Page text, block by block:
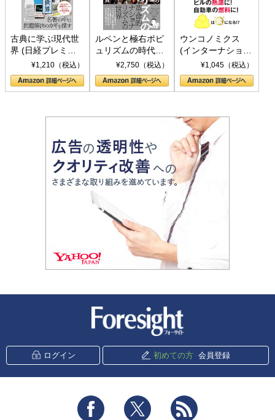
古典に学ぶ現代世
界 (日経プレミア
シリーズ)¥1,210（税込）
ルペンと極右ポピ
ュリズムの時代：
〈ヤヌス〉の二つ
の顔
¥2,750（税込）
ウンコノミクス
(インターナショナ
ル新書)¥1,045（税込）
ログイン 初めての方 会員登録
Facebook Twitter